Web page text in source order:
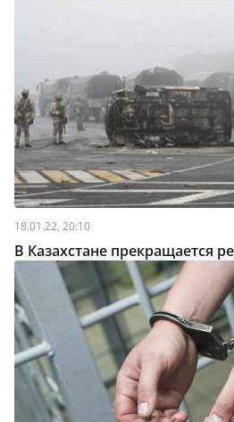
18.01.22, 20:10
В Казахстане прекращается